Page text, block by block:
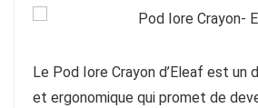
Le Pod Iore Crayon d’Eleaf est
et ergonomique qui promet de